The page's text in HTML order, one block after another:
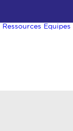
Ressources Equipes